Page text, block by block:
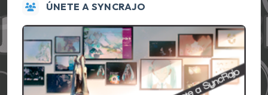
ÚNETE A SYNCRAJO